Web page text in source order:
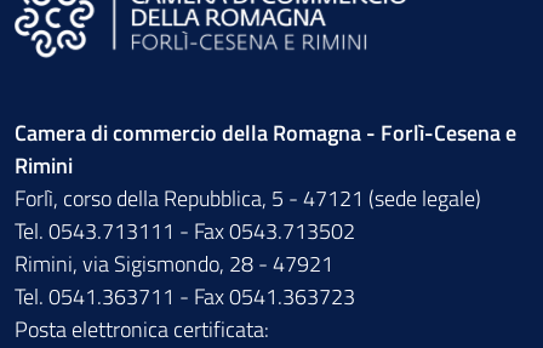
Camera di commercio della Romagna - Forlì-Cesena e
Rimini
Forlì, corso della Repubblica, 5 - 47121 (sede legale)
Tel. 0543.713111 - Fax 0543.713502
Rimini, via Sigismondo, 28 - 47921
Tel. 0541.363711 - Fax 0541.363723
Posta elettronica certificata: